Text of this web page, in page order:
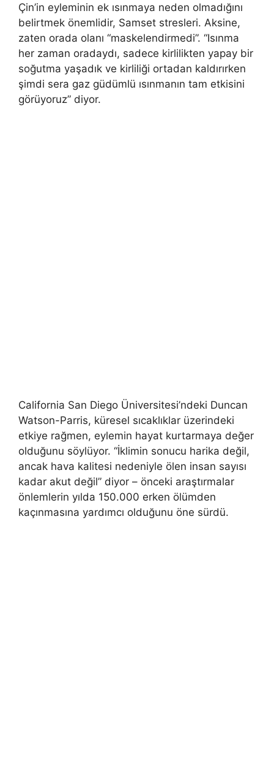
Çin’in eyleminin ek ısınmaya neden olmadığını
belirtmek önemlidir, Samset stresleri. Aksine,
zaten orada olanı “maskelendirmedi”. “Isınma
her zaman oradaydı, sadece kirlilikten yapay bir
soğutma yaşadık ve kirliliği ortadan kaldırırken
şimdi sera gaz güdümlü ısınmanın tam etkisini
görüyoruz” diyor.
California San Diego Üniversitesi’ndeki Duncan
Watson-Parris, küresel sıcaklıklar üzerindeki
etkiye rağmen, eylemin hayat kurtarmaya değer
olduğunu söylüyor. “İklimin sonucu harika değil,
ancak hava kalitesi nedeniyle ölen insan sayısı
kadar akut değil” diyor – önceki araştırmalar
önlemlerin yılda 150.000 erken ölümden
kaçınmasına yardımcı olduğunu öne sürdü.